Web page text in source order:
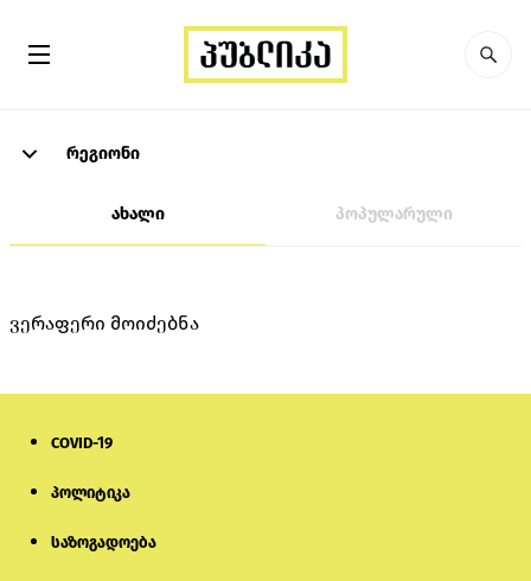
რეგიონი
ახალი პოპულარული
ვერაფერი მოიძებნა
COVID-19
პოლიტიკა
საზოგადოება